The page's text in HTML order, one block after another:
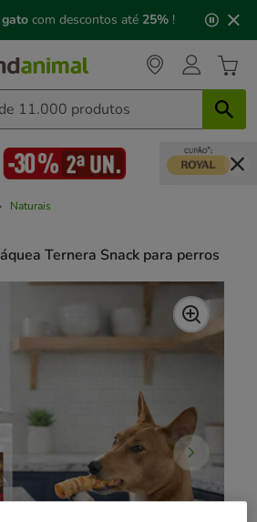
com descontos até 25% !
Naturais
Ternera Snack para perros